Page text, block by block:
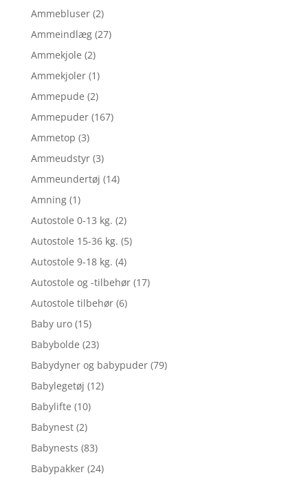
Ammebluser (2)
Ammeindlæg (27)
Ammekjole (2)
Ammekjoler (1)
Ammepude (2)
Ammepuder (167)
Ammetop (3)
Ammeudstyr (3)
Ammeundertøj (14)
Amning (1)
Autostole 0-13 kg. (2)
Autostole 15-36 kg. (5)
Autostole 9-18 kg. (4)
Autostole og -tilbehør (17)
Autostole tilbehør (6)
Baby uro (15)
Babybolde (23)
Babydyner og babypuder (79)
Babylegetøj (12)
Babylifte (10)
Babynest (2)
Babynests (83)
Babypakker (24)